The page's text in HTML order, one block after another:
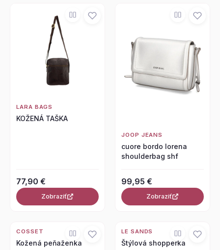
LARA BAGS
KOŽENÁ TAŠKA
77,90 €
Zobraziť
JOOP JEANS
cuore bordo lorena
shoulderbag shf
99,95 €
Zobraziť
COSSET
Kožená peňaženka
LE SANDS
Štýlová shopperka